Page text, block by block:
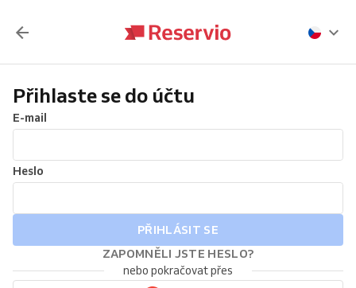
Přihlaste se do účtu
E-mail
Heslo
PŘIHLÁSIT SE
ZAPOMNĚLI JSTE HESLO?
nebo pokračovat přes